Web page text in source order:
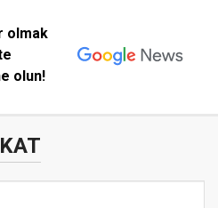
olmak
olun!